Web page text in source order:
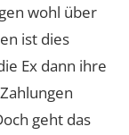
wohl über
ist dies
Ex dann ihre
geht das